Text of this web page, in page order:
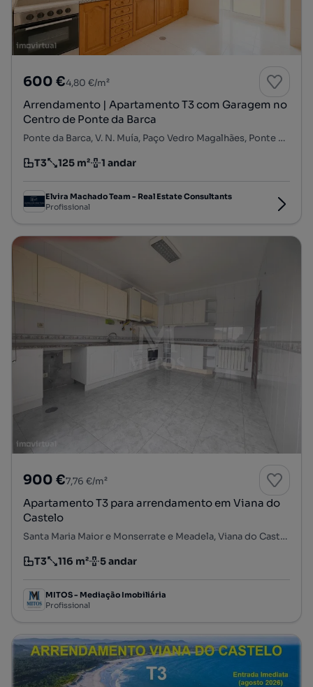
600 €4,80 €/m²
Arrendamento | Apartamento T3 com Garagem no
Centro de Ponte da Barca
Ponte da Barca, V. N. Muía, Paço Vedro Magalhães, Ponte da Barca, Viana do Castelo
Tipologia
T3
Preço por metro quadrado
125 m²
Andar 1 andar
Elvira Machado Team - Real Estate Consultants
Profissional
900 €7,76 €/m²
Apartamento T3 para arrendamento em Viana do
Castelo
Santa Maria Maior e Monserrate e Meadela, Viana do Castelo, Viana do Castelo
Tipologia
T3
Preço por metro quadrado
116 m²
Andar 5 andar
MITOS - Mediação Imobiliária
Profissional